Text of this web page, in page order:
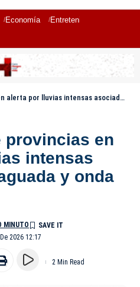
Economía Entretenimiento
intensas asociadas a vaguada y onda tropical
provincias en
intensas
y onda
2026 12:17
MINUTO
2 Min Read